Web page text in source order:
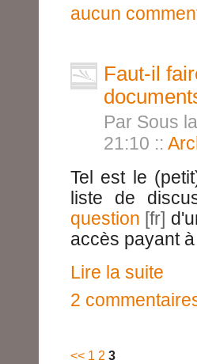
aucun
Faut-il
Par Sous
21:10 ::
Tel est le
liste de
question
accès payant
Lire la suite
2
<< 1 2 3